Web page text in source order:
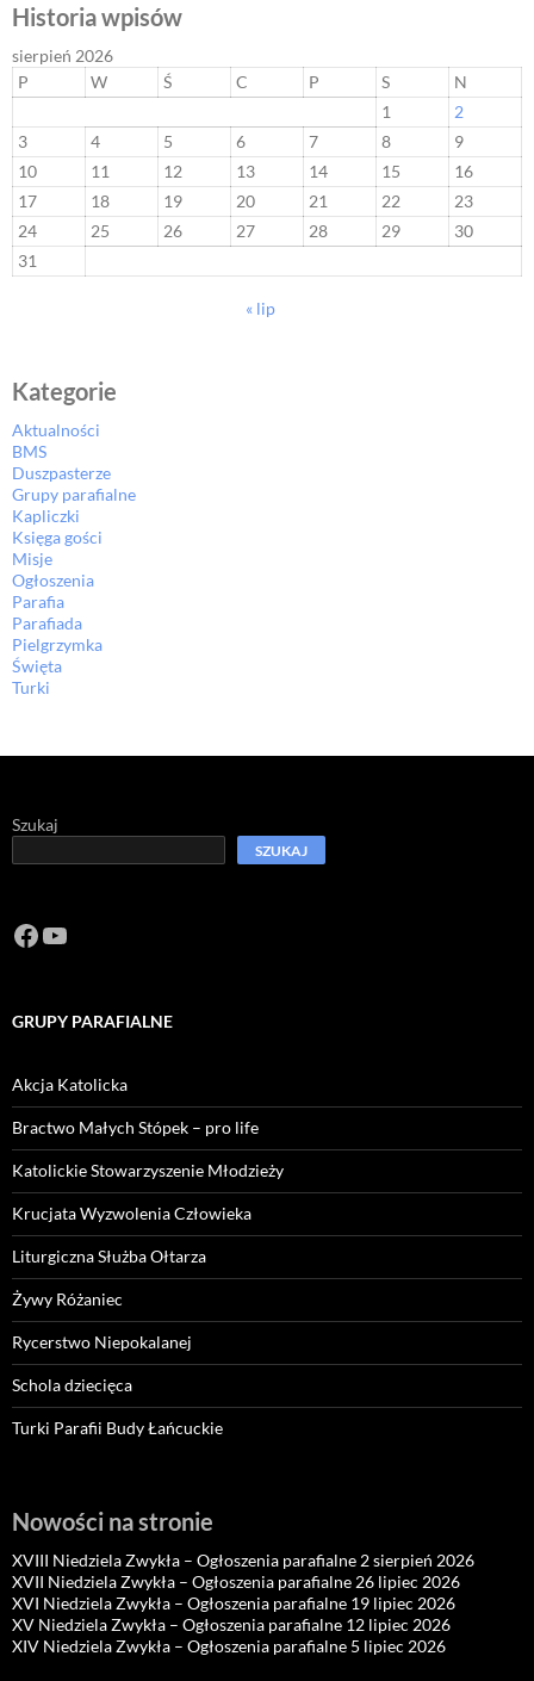
Historia wpisów
sierpień 2026
P
W Ś C P S
N
1
2
3
4 5 6 7 8
9
10
11 12 13 14 15
16
17
18 19 20 21 22
23
24
25 26 27 28 29
30
31
« lip
Kategorie
Aktualności
BMS
Duszpasterze
Grupy parafialne
Kapliczki
Księga gości
Misje
Ogłoszenia
Parafia
Parafiada
Pielgrzymka
Święta
Turki
Szukaj
SZUKAJ
Facebook
https://www.youtube.com/channel/
GRUPY PARAFIALNE
Akcja Katolicka
Bractwo Małych Stópek – pro life
Katolickie Stowarzyszenie Młodzieży
Krucjata Wyzwolenia Człowieka
Liturgiczna Służba Ołtarza
Żywy Różaniec
Rycerstwo Niepokalanej
Schola dziecięca
Turki Parafii Budy Łańcuckie
Nowości na stronie
XVIII Niedziela Zwykła – Ogłoszenia parafialne 2 sierpień 2026
XVII Niedziela Zwykła – Ogłoszenia parafialne 26 lipiec 2026
XVI Niedziela Zwykła – Ogłoszenia parafialne 19 lipiec 2026
XV Niedziela Zwykła – Ogłoszenia parafialne 12 lipiec 2026
XIV Niedziela Zwykła – Ogłoszenia parafialne 5 lipiec 2026